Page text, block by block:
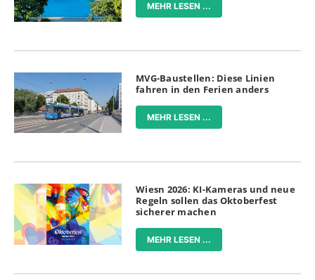
MEHR LESEN ...
MVG-Baustellen: Diese Linien
fahren in den Ferien anders
MEHR LESEN ...
Wiesn 2026: KI-Kameras und neue
Regeln sollen das Oktoberfest
sicherer machen
MEHR LESEN ...